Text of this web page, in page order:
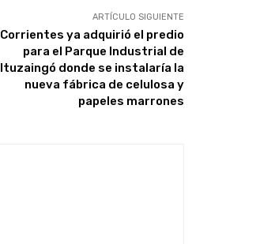
ARTÍCULO SIGUIENTE
Corrientes ya adquirió el predio
para el Parque Industrial de
Ituzaingó donde se instalaría la
nueva fábrica de celulosa y
papeles marrones